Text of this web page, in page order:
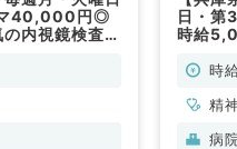
マ40,000円◎
内視鏡検査求
日・第
時給
問／非
時
精
科
病